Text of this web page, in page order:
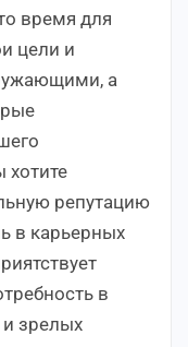
время для
цели и
а
хотите
репутацию
в карьерных
в
и зрелых